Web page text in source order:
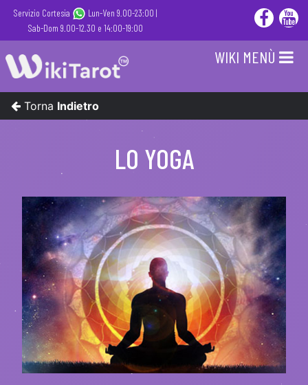
Servizio Cortesia
Lun-Ven 9.00-23:00 |
Sab-Dom 9.00-12.30 e 14:00-19:00
WIKI MENÙ
Torna Indietro
LO YOGA